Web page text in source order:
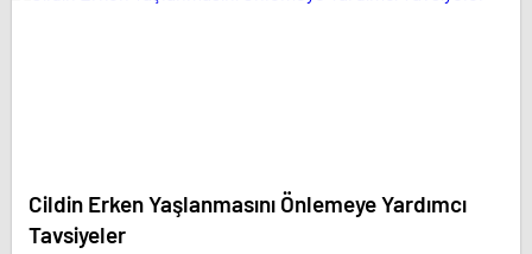
Cildin Erken Yaşlanmasını Önlemeye Yardımcı
Tavsiyeler